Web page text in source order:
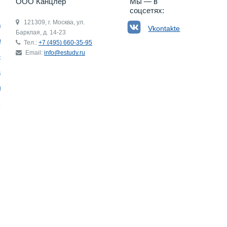
121309, г. Москва, ул.
Барклая, д. 14-23
Тел.: +7 (495) 660-35-95
Email: info@estudy.ru
соцсетях:
Vkontakte